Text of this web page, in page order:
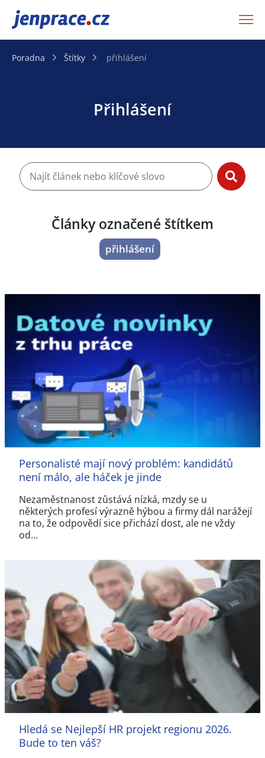
JenPráce.cz
Poradna Štítky přihlášení
Přihlášení
Články označené štítkem
přihlášení
Personalisté mají nový problém: kandidátů
není málo, ale háček je jinde
Nezaměstnanost zůstává nízká, mzdy se u
některých profesí výrazně hýbou a firmy dál narážejí
na to, že odpovědí sice přichází dost, ale ne vždy
od…
Hledá se Nejlepší HR projekt regionu 2026.
Bude to ten váš?